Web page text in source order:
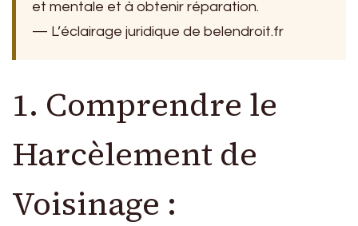
et mentale et à obtenir réparation.
— L’éclairage juridique de belendroit.fr
1. Comprendre le
Harcèlement de
Voisinage :